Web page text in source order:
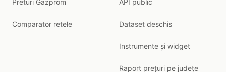
Preturi Gazprom
Comparator retele
API public
Dataset deschis
Instrumente și widget
Raport prețuri pe județe